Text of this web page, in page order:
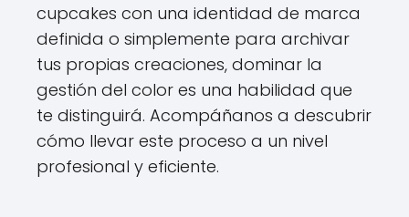
cupcakes con una identidad de marca
definida o simplemente para archivar
tus propias creaciones, dominar la
gestión del color es una habilidad que
te distinguirá. Acompáñanos a descubrir
cómo llevar este proceso a un nivel
profesional y eficiente.